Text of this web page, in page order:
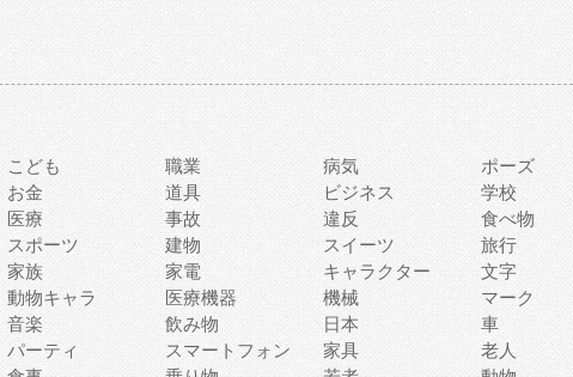
こども 職業 病気
ポーズ
お金 道具 ビジネス
学校
医療 事故 違反
食べ物
スポーツ 建物 スイーツ
旅行
家族 家電 キャラクター
文字
動物キャラ 医療機器 機械
マーク
音楽 飲み物 日本
車
パーティ スマートフォン 家具
老人